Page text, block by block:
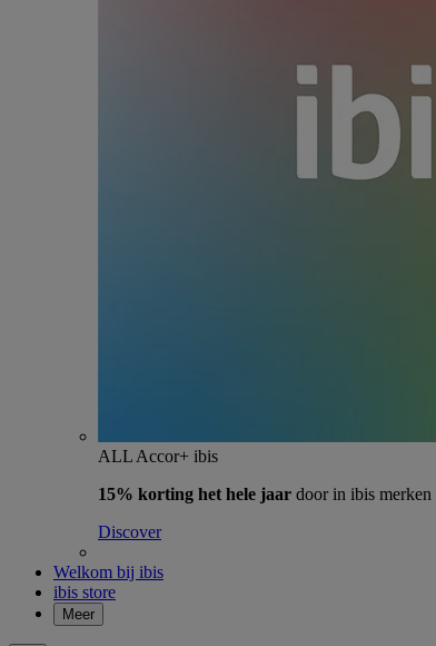
ALL Accor+ ibis
15% korting het hele jaar door in ibis merken
Discover
Welkom bij ibis
ibis store
Meer